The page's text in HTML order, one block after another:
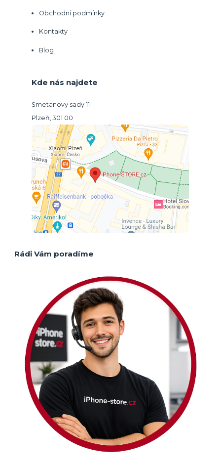
Obchodní podmínky
Kontakty
Blog
Kde nás najdete
Smetanovy sady 11
Plzeň, 301 00
Rádi Vám poradíme